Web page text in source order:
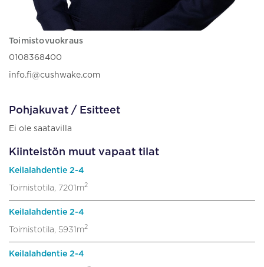
Toimistovuokraus
0108368400
info.fi@cushwake.com
Pohjakuvat / Esitteet
Ei ole saatavilla
Kiinteistön muut vapaat tilat
Keilalahdentie 2-4
Toimistotila, 7201m2
Keilalahdentie 2-4
Toimistotila, 5931m2
Keilalahdentie 2-4